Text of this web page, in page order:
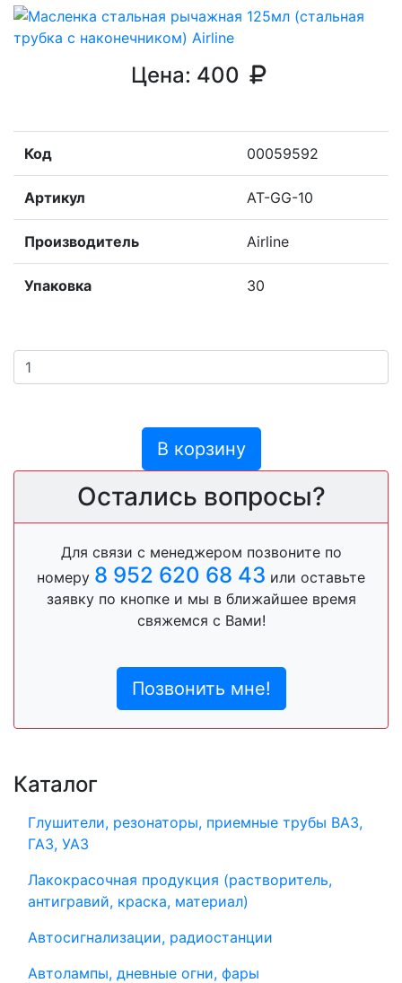
Цена: 400
Код 00059592
Артикул AT-GG-10
Производитель Airline
Упаковка 30
В корзину
Остались вопросы?
Для связи с менеджером позвоните по
номеру 8 952 620 68 43 или оставьте
заявку по кнопке и мы в ближайшее время
свяжемся с Вами!
Позвонить мне!
Каталог
Глушители, резонаторы, приемные трубы ВАЗ,
ГАЗ, УАЗ
Лакокрасочная продукция (растворитель,
антигравий, краска, материал)
Автосигнализации, радиостанции
Автолампы, дневные огни, фары